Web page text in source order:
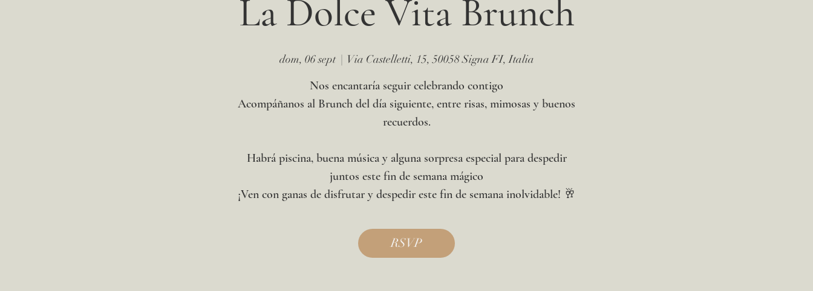
La Dolce Vita Brunch
dom, 06 sept
  |
Via Castelletti, 15, 50058 Signa FI, Italia
Nos encantaría seguir celebrando contigo
Acompáñanos al Brunch del día siguiente, entre risas, mimosas y buenos
recuerdos.
Habrá piscina, buena música y alguna sorpresa especial para despedir
juntos este fin de semana mágico
¡Ven con ganas de disfrutar y despedir este fin de semana inolvidable! 🥂
RSVP